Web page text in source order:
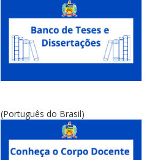
(Português do Brasil)